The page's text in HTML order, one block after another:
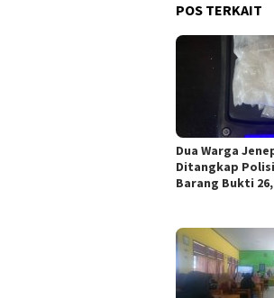
POS TERKAIT
Dua Warga
Ditangkap
Barang Bukti